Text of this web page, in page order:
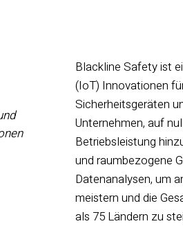
Blackline Safety ist
(IoT) Innovationen
Sicherheitsgeräten
Unternehmen, auf
Betriebsleistung
und raumbezogene
Datenanalysen, um
meistern und die
als 75 Ländern zu